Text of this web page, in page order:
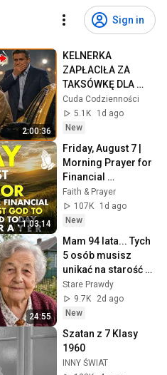
Sign in
2:00:36
KELNERKA
ZAPŁACIŁA ZA
TAKSÓWKĘ DLA
STARSZEJ KOBIETY
NIE WIEDZĄC ŻE
MILIONER PATRZY
Cuda Codzienności
5.1K
1d ago
New
1:03:14
Friday, August 7 |
Morning Prayer for
Financial
Breakthrough |
Trust God to
Provide Every Need
Faith & Prayer
107K
1d ago
New
24:55
Mam 94 lata... Tych
5 osób musisz
unikać na starość
(nawet jeśli to
rodzina)
Stare Prawdy
9.7K
2d ago
New
Szatan z 7 Klasy
1960
INNY ŚWIAT